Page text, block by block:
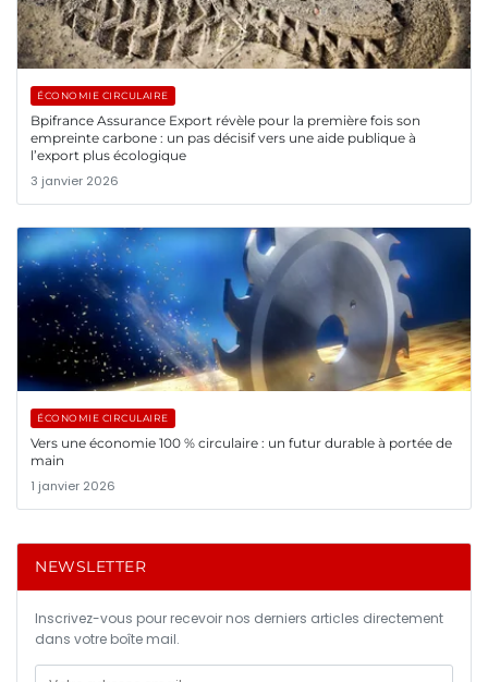
ÉCONOMIE CIRCULAIRE
Bpifrance Assurance Export révèle pour la première fois son
empreinte carbone : un pas décisif vers une aide publique à
l’export plus écologique
3 janvier 2026
ÉCONOMIE CIRCULAIRE
Vers une économie 100 % circulaire : un futur durable à portée de
main
1 janvier 2026
NEWSLETTER
Inscrivez-vous pour recevoir nos derniers articles directement
dans votre boîte mail.